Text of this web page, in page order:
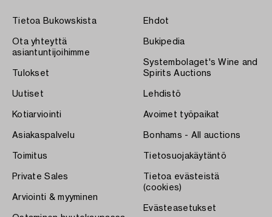
Tietoa Bukowskista
Ota yhteyttä
asiantuntijoihimme
Tulokset
Uutiset
Kotiarviointi
Asiakaspalvelu
Toimitus
Private Sales
Arviointi & myyminen
Ehdot
Bukipedia
Systembolaget's Wine and
Spirits Auctions
Lehdistö
Avoimet työpaikat
Bonhams - All auctions
Tietosuojakäytäntö
Tietoa evästeistä
(cookies)
Evästeasetukset